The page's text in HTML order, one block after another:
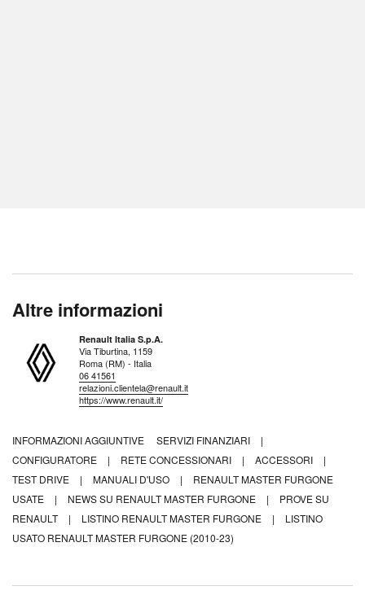
Altre informazioni
Renault Italia S.p.A.
Via Tiburtina, 1159
Roma (RM) - Italia
06 41561
relazioni.clientela@renault.it
https://www.renault.it/
INFORMAZIONI AGGIUNTIVE SERVIZI FINANZIARI
|
CONFIGURATORE
| RETE CONCESSIONARI | ACCESSORI
|
TEST DRIVE
| MANUALI D'USO |
RENAULT MASTER FURGONE
USATE
| NEWS SU RENAULT MASTER FURGONE |
PROVE SU
RENAULT
| LISTINO RENAULT MASTER FURGONE |
LISTINO
USATO RENAULT MASTER FURGONE (2010-23)